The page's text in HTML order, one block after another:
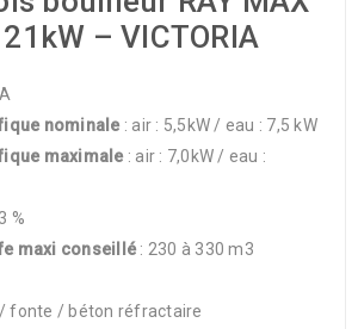
– VICTORIA
nominale : air : 5,5kW / eau : 7,5 kW
maximale : air : 7,0kW / eau :
%
maxi conseillé: 230 à 330 m3
/ fonte / béton réfractaire